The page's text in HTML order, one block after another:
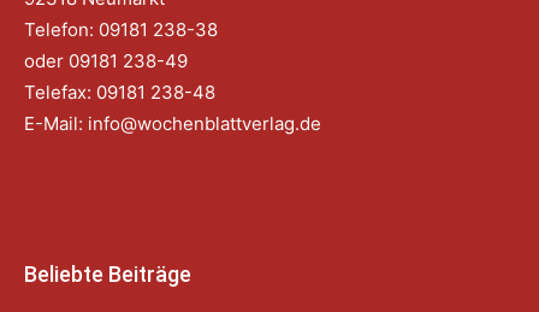
Telefon: 09181 238-38
oder 09181 238-49
Telefax: 09181 238-48
E-Mail: info@wochenblattverlag.de
Beliebte Beiträge